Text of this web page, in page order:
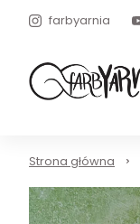
farbyarnia
Strona główna